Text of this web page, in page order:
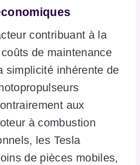
contribuant à la
de maintenance
simplicité inhérente de
aux
à combustion
les Tesla
de pièces mobiles,